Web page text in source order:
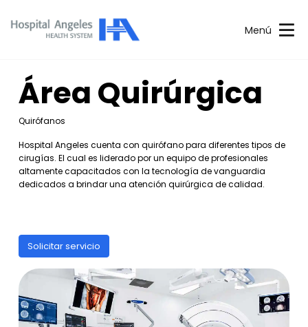
Menú
Área Quirúrgica
Quirófanos
Hospital Angeles cuenta con quirófano para diferentes tipos de
cirugías. El cual es liderado por un equipo de profesionales
altamente capacitados con la tecnología de vanguardia
dedicados a brindar una atención quirúrgica de calidad.
Solicitar servicio